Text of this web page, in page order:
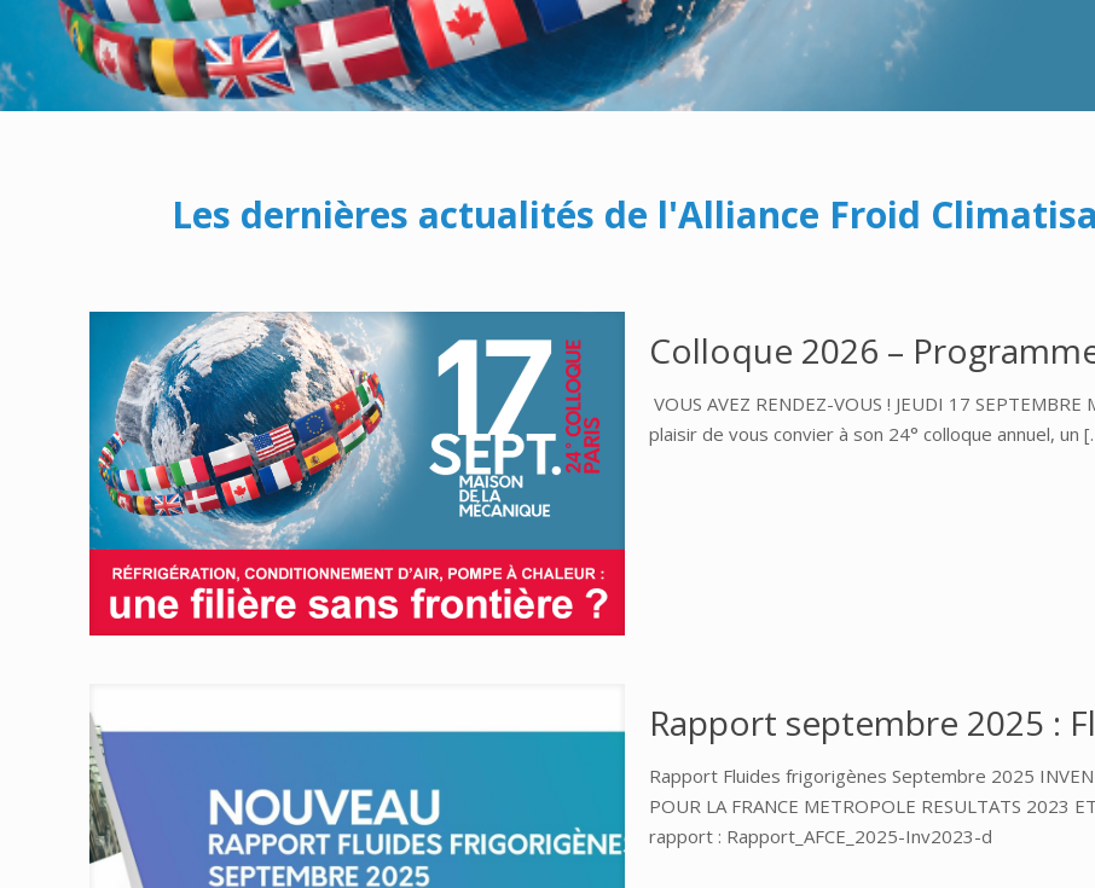
Les dernières actualités de l'Alliance Froid
Colloque 2026 –
VOUS AVEZ RENDEZ-VOUS ! JEUDI 17
plaisir de vous convier à son 24° colloque annuel, un
Rapport septembre 2025 :
Rapport Fluides frigorigènes Septembre 2025
POUR LA FRANCE METROPOLE RESULTATS 2023
rapport : Rapport_AFCE_2025-Inv2023-d